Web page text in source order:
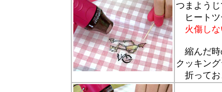
つまよう
ヒートツ
火傷し
縮んだ時
クッキン
折ってお